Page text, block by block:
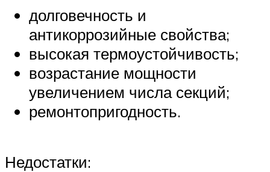
долговечность и
антикоррозийные свойства;
высокая термоустойчивость;
возрастание мощности
увеличением числа секций;
ремонтопригодность.
Недостатки: